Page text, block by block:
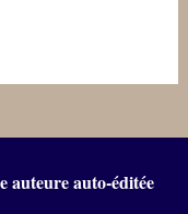
auteure auto-éditée